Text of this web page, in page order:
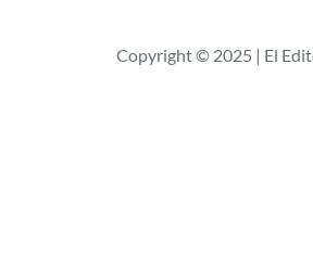
a
Copyright © 2025 | El